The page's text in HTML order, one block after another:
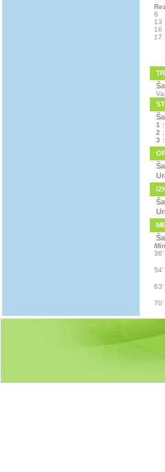
8
13
16
17
1 :
2 :
3 :
36'
54'
63'
70'